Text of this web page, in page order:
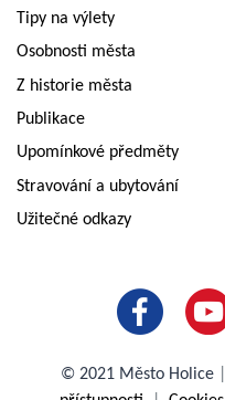
Tipy na výlety
Osobnosti města
Z historie města
Publikace
Upomínkové předměty
Stravování a ubytování
Užitečné odkazy
© 2021 Město Holice